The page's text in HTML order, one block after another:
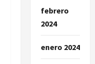
febrero
2024
enero 2024